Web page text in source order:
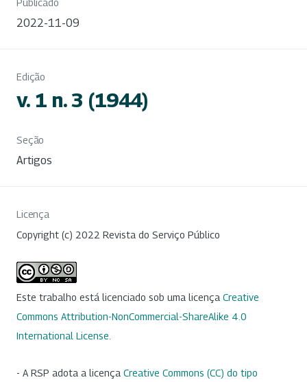
2022-11-09
Edição
v. 1 n. 3 (1944)
Seção
Artigos
Licença
Copyright (c) 2022 Revista do Serviço Público
Este trabalho está licenciado sob uma licença Creative
Commons Attribution-NonCommercial-ShareAlike 4.0
International License
- A RSP adota a licença Creative Commons (CC) do tipo